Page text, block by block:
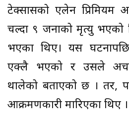
टेक्सासको एलेन प्रिमियम
चल्दा ९ जनाको मृत्यु भएको
भएका थिए। यस घटनापछि
एक्लै भएको र उसले
थालेको बताएको छ । तर,
आक्रमणकारी मारिएका थिए ।